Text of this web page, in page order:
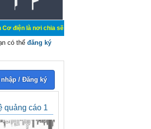
chia sẽ kiến thức kinh nghiệm trong lãnh vực
có thể đăng ký
/ Đăng ký
quảng cáo 1